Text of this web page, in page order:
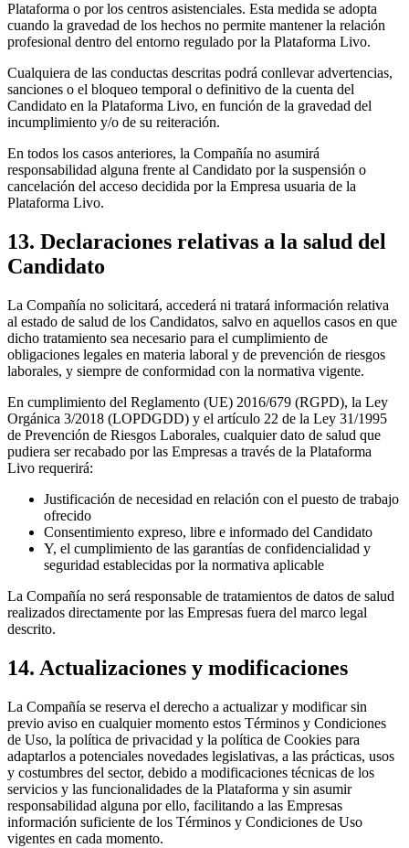
Plataforma o por los centros asistenciales. Esta medida se adopta
cuando la gravedad de los hechos no permite mantener la relación
profesional dentro del entorno regulado por la Plataforma Livo.
Cualquiera de las conductas descritas podrá conllevar advertencias,
sanciones o el bloqueo temporal o definitivo de la cuenta del
Candidato en la Plataforma Livo, en función de la gravedad del
incumplimiento y/o de su reiteración.
En todos los casos anteriores, la Compañía no asumirá
responsabilidad alguna frente al Candidato por la suspensión o
cancelación del acceso decidida por la Empresa usuaria de la
Plataforma Livo.
13. Declaraciones relativas a la salud del
Candidato
La Compañía no solicitará, accederá ni tratará información relativa
al estado de salud de los Candidatos, salvo en aquellos casos en que
dicho tratamiento sea necesario para el cumplimiento de
obligaciones legales en materia laboral y de prevención de riesgos
laborales, y siempre de conformidad con la normativa vigente.
En cumplimiento del Reglamento (UE) 2016/679 (RGPD), la Ley
Orgánica 3/2018 (LOPDGDD) y el artículo 22 de la Ley 31/1995
de Prevención de Riesgos Laborales, cualquier dato de salud que
pudiera ser recabado por las Empresas a través de la Plataforma
Livo requerirá:
Justificación de necesidad en relación con el puesto de trabajo
ofrecido
Consentimiento expreso, libre e informado del Candidato
Y, el cumplimiento de las garantías de confidencialidad y
seguridad establecidas por la normativa aplicable
La Compañía no será responsable de tratamientos de datos de salud
realizados directamente por las Empresas fuera del marco legal
descrito.
14. Actualizaciones y modificaciones
La Compañía se reserva el derecho a actualizar y modificar sin
previo aviso en cualquier momento estos Términos y Condiciones
de Uso, la política de privacidad y la política de Cookies para
adaptarlos a potenciales novedades legislativas, a las prácticas, usos
y costumbres del sector, debido a modificaciones técnicas de los
servicios y las funcionalidades de la Plataforma y sin asumir
responsabilidad alguna por ello, facilitando a las Empresas
información suficiente de los Términos y Condiciones de Uso
vigentes en cada momento.